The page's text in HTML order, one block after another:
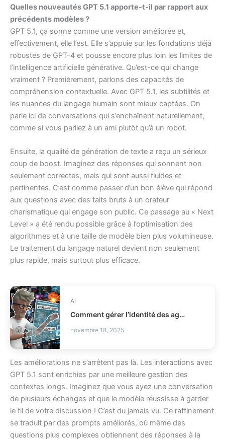
Quelles nouveautés GPT 5.1 apporte-t-il par rapport aux
précédents modèles ?
GPT 5.1, ça sonne comme une version améliorée et,
effectivement, elle l’est. Elle s’appuie sur les fondations déjà
robustes de GPT-4 et pousse encore plus loin les limites de
l’intelligence artificielle générative. Qu’est-ce qui change
vraiment ? Premièrement, parlons des capacités de
compréhension contextuelle. Avec GPT 5.1, les subtilités et
les nuances du langage humain sont mieux captées. On
parle ici de conversations qui s’enchaînent naturellement,
comme si vous parliez à un ami plutôt qu’à un robot.
Ensuite, la qualité de génération de texte a reçu un sérieux
coup de boost. Imaginez des réponses qui sonnent non
seulement correctes, mais qui sont aussi fluides et
pertinentes. C’est comme passer d’un bon élève qui répond
aux questions avec des faits bruts à un orateur
charismatique qui engage son public. Ce passage au « Next
Level » a été rendu possible grâce à l’optimisation des
algorithmes et à une taille de modèle bien plus volumineuse.
Le traitement du langage naturel devient non seulement
plus rapide, mais surtout plus efficace.
AI
Comment gérer l’identité des agents IA en production IAM ?
novembre 18, 2025
Les améliorations ne s’arrêtent pas là. Les interactions avec
GPT 5.1 sont enrichies par une meilleure gestion des
contextes longs. Imaginez que vous ayez une conversation
de plusieurs échanges et que le modèle réussisse à garder
le fil de votre discussion ! C’est du jamais vu. Ce raffinement
se traduit par des prompts améliorés, où même des
questions plus complexes obtiennent des réponses à la